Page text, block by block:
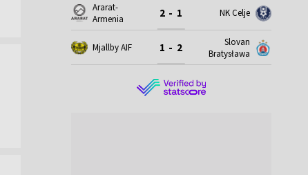
Ararat-
Armenia
2 - 1 NK Celje
Mjallby AIF 1 - 2
Slovan
Bratysława